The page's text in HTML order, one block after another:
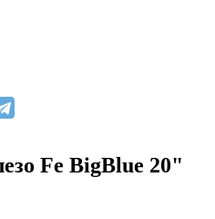
Fe BigBlue 20"